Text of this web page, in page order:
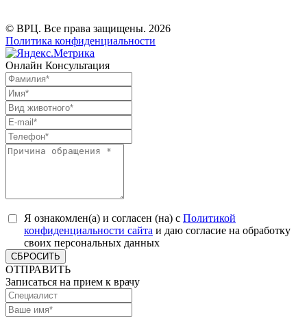
© ВРЦ. Все права защищены. 2026
Политика конфиденциальности
Онлайн Консультация
Я ознакомлен(а) и согласен (на) с Политикой
конфиденциальности сайта и даю согласие на обработку
своих персональных данных
СБРОСИТЬ
ОТПРАВИТЬ
Записаться на прием к врачу